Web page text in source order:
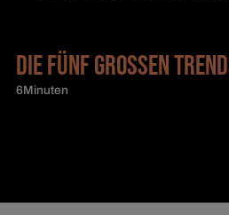
DIE FÜNF GROSSEN
6Minuten